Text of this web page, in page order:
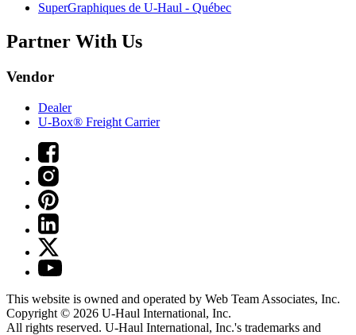
SuperGraphiques de U-Haul - Québec
Partner With Us
Vendor
Dealer
U-Box® Freight Carrier
This website is owned and operated by Web Team Associates, Inc.
Copyright © 2026 U-Haul International, Inc.
All rights reserved. U-Haul International, Inc.'s trademarks and